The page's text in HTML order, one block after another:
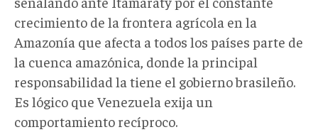
crecimiento de la frontera agrícola en la
Amazonía que afecta a todos los países parte de
la cuenca amazónica, donde la principal
responsabilidad la tiene el gobierno brasileño.
Es lógico que Venezuela exija un
comportamiento recíproco.